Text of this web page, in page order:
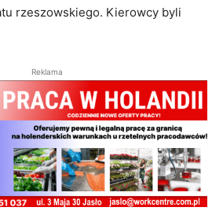
rzeszowskiego. Kierowcy byli
Reklama